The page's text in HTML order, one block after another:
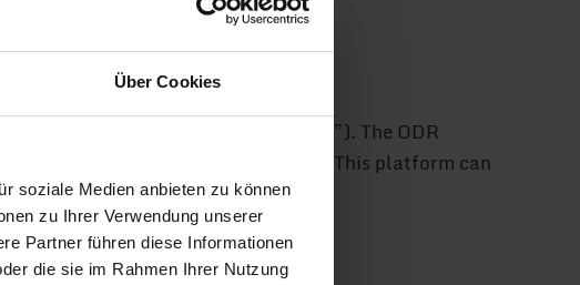
Über Cookies
soziale Medien anbieten zu können
zu Ihrer Verwendung unserer
Partner führen diese Informationen
die sie im Rahmen Ihrer Nutzung
(known as the “ODR platform”). The ODR
contracts or service contracts. This platform can